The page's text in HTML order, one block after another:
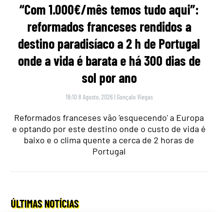
“Com 1.000€/mês temos tudo aqui”:
reformados franceses rendidos a
destino paradisíaco a 2 h de Portugal
onde a vida é barata e há 300 dias de
sol por ano
18:10 8 Agosto, 2026 | Gonçalo Viegas
Reformados franceses vão 'esquecendo' a Europa
e optando por este destino onde o custo de vida é
baixo e o clima quente a cerca de 2 horas de
Portugal
ÚLTIMAS NOTÍCIAS